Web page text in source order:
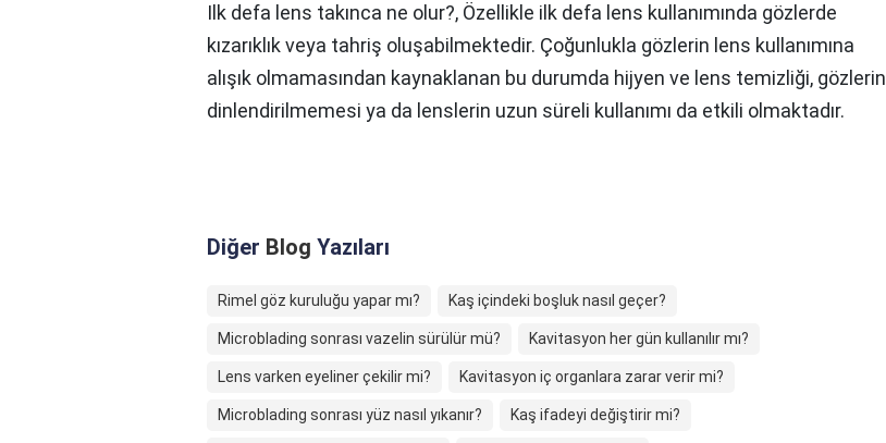
Ilk defa lens takınca ne olur?, Özellikle ilk defa lens kullanımında gözlerde
kızarıklık veya tahriş oluşabilmektedir. Çoğunlukla gözlerin lens kullanımına
alışık olmamasından kaynaklanan bu durumda hijyen ve lens temizliği, gözlerin
dinlendirilmemesi ya da lenslerin uzun süreli kullanımı da etkili olmaktadır.
Diğer Blog Yazıları
Rimel göz kuruluğu yapar mı? Kaş içindeki boşluk nasıl geçer?
Microblading sonrası vazelin sürülür mü? Kavitasyon her gün kullanılır mı?
Lens varken eyeliner çekilir mi? Kavitasyon iç organlara zarar verir mi?
Microblading sonrası yüz nasıl yıkanır? Kaş ifadeyi değiştirir mi?